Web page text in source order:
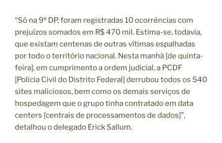
“Só na 9ª DP, foram registradas 10 ocorrências com
prejuízos somados em R$ 470 mil. Estima-se, todavia,
que existam centenas de outras vítimas espalhadas
por todo o território nacional. Nesta manhã [de quinta-
feira], em cumprimento a ordem judicial, a PCDF
[Polícia Civil do Distrito Federal] derrubou todos os 540
sites maliciosos, bem como os demais serviços de
hospedagem que o grupo tinha contratado em data
centers [centrais de processamentos de dados]”,
detalhou o delegado Erick Sallum.